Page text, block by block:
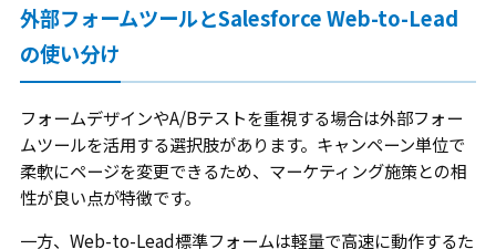
外部フォームツールとSalesforce Web-to-Lead
の使い分け
フォームデザインやA/Bテストを重視する場合は外部フォー
ムツールを活用する選択肢があります。キャンペーン単位で
柔軟にページを変更できるため、マーケティング施策との相
性が良い点が特徴です。
一方、Web-to-Lead標準フォームは軽量で高速に動作するた